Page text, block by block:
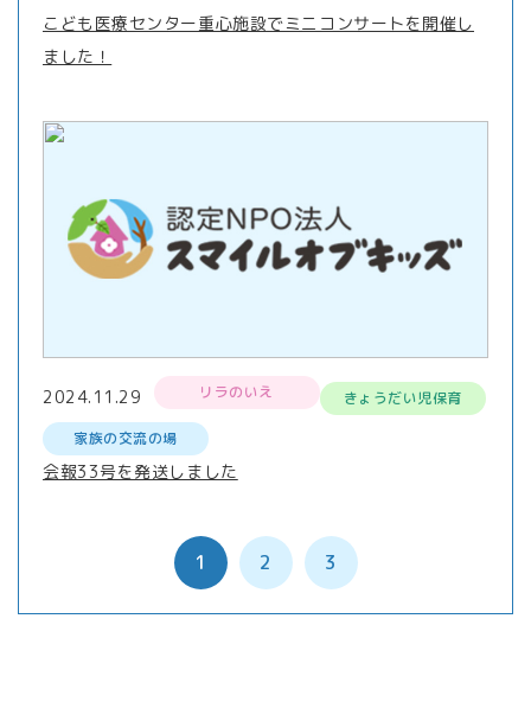
こども医療センター重心施設でミニコンサートを開催し
ました！
2024.11.29 リラのいえ
きょうだい児保育
家族の交流の場
会報33号を発送しました
1 2 3